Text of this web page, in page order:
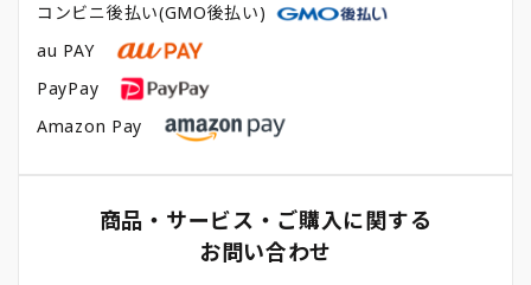
コンビニ後払い(GMO後払い)
au PAY
PayPay
Amazon Pay
商品・サービス・ご購入に関する
お問い合わせ